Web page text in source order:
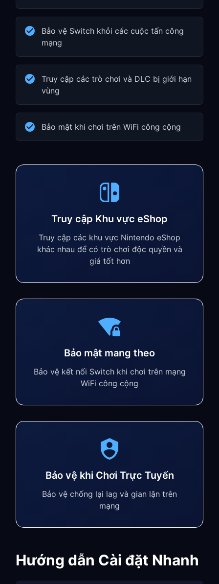
Bảo vệ Switch khỏi các cuộc tấn công
mạng
Truy cập các trò chơi và DLC bị giới hạn
vùng
Bảo mật khi chơi trên WiFi công cộng
Truy cập Khu vực eShop
Truy cập các khu vực Nintendo eShop
khác nhau để có trò chơi độc quyền và
giá tốt hơn
Bảo mật mang theo
Bảo vệ kết nối Switch khi chơi trên mạng
WiFi công cộng
Bảo vệ khi Chơi Trực Tuyến
Bảo vệ chống lại lag và gian lận trên
mạng
Hướng dẫn Cài đặt Nhanh